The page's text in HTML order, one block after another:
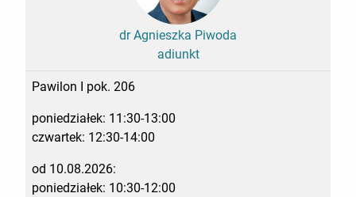
dr Agnieszka Piwoda
adiunkt
Pawilon I pok. 206
poniedziałek: 11:30-13:00
czwartek: 12:30-14:00
od 10.08.2026:
poniedziałek: 10:30-12:00